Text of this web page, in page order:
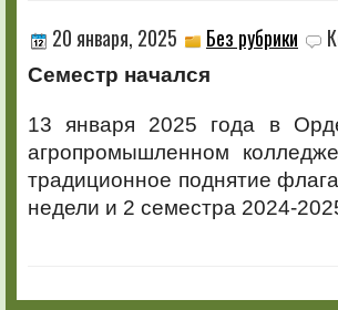
20 января, 2025 Без рубрики
Семестр начался
13 января 2025 года в
агропромышленном
традиционное поднятие
недели и 2 семестра 2024-